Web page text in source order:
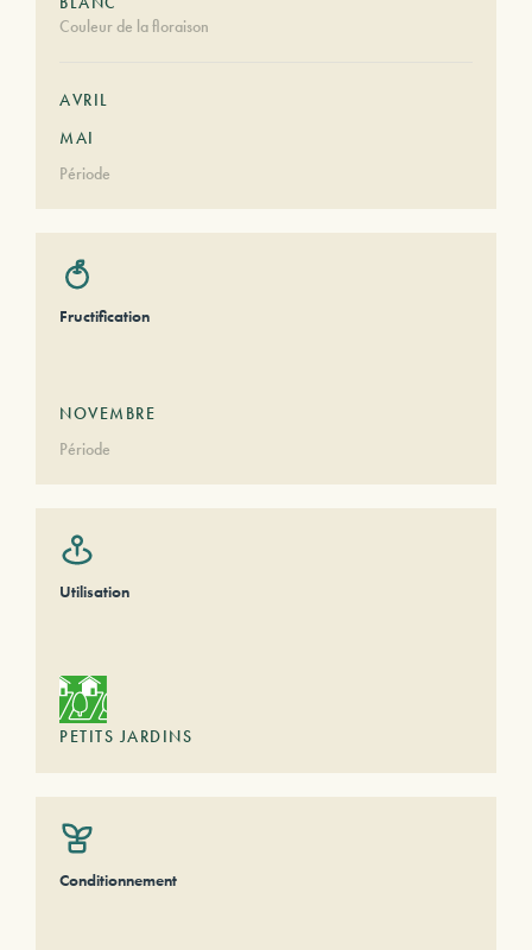
Couleur de la floraison
AVRIL
MAI
Période
Fructification
NOVEMBRE
Période
Utilisation
PETITS JARDINS
Conditionnement